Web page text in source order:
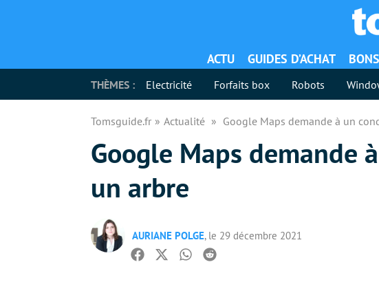
ACTU GUIDES D’ACHAT
THÈMES : Electricité Forfaits box Robots
Tomsguide.fr Actualité Google Maps demande à un
Google Maps demande
un arbre
AURIANE POLGE, le 29 décembre 2021
Facebook
TwitterWhatsapp
Reddit